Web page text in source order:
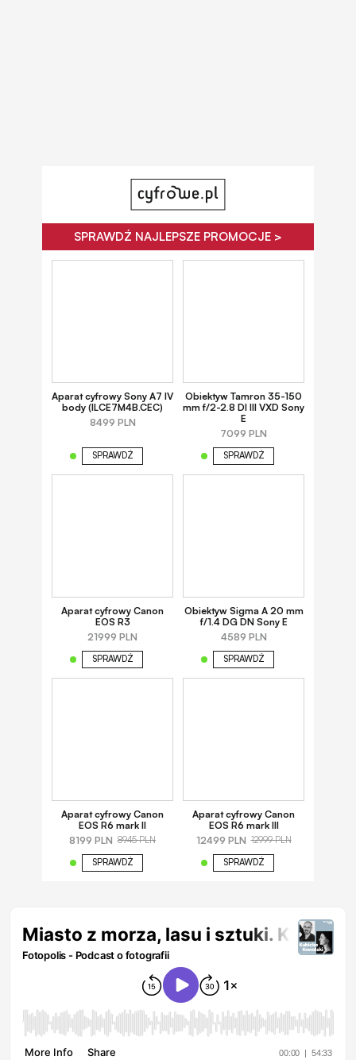
SPRAWDŹ NAJLEPSZE PROMOCJE >
Aparat cyfrowy Sony A7 IV
body (ILCE7M4B.CEC)
8499 PLN
SPRAWDŹ
Obiektyw Tamron 35-150
mm f/2-2.8 DI III VXD Sony
E
7099 PLN
SPRAWDŹ
Aparat cyfrowy Canon
EOS R3
21999 PLN
SPRAWDŹ
Obiektyw Sigma A 20 mm
f/1.4 DG DN Sony E
4589 PLN
SPRAWDŹ
Aparat cyfrowy Canon
EOS R6 mark II
8199 PLN 8945 PLN
SPRAWDŹ
Aparat cyfrowy Canon
EOS R6 mark III
12499 PLN 12999 PLN
SPRAWDŹ